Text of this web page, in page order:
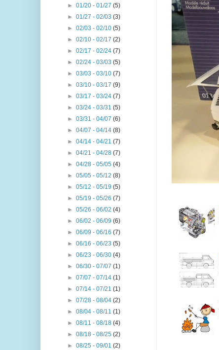
►01/20 - 01/27(5)
►01/27 - 02/03(3)
►02/03 - 02/10(5)
►02/10 - 02/17(2)
►02/17 - 02/24(7)
►02/24 - 03/03(5)
►03/03 - 03/10(7)
►03/10 - 03/17(9)
►03/17 - 03/24(7)
►03/24 - 03/31(5)
►03/31 - 04/07(6)
►04/07 - 04/14(8)
►04/14 - 04/21(7)
►04/21 - 04/28(7)
►04/28 - 05/05(4)
►05/05 - 05/12(8)
►05/12 - 05/19(5)
►05/19 - 05/26(7)
►05/26 - 06/02(4)
►06/02 - 06/09(6)
►06/09 - 06/16(7)
►06/16 - 06/23(5)
►06/23 - 06/30(4)
►06/30 - 07/07(1)
►07/07 - 07/14(1)
►07/14 - 07/21(1)
►07/28 - 08/04(2)
►08/04 - 08/11(1)
►08/11 - 08/18(4)
►08/18 - 08/25(2)
►08/25 - 09/01(2)